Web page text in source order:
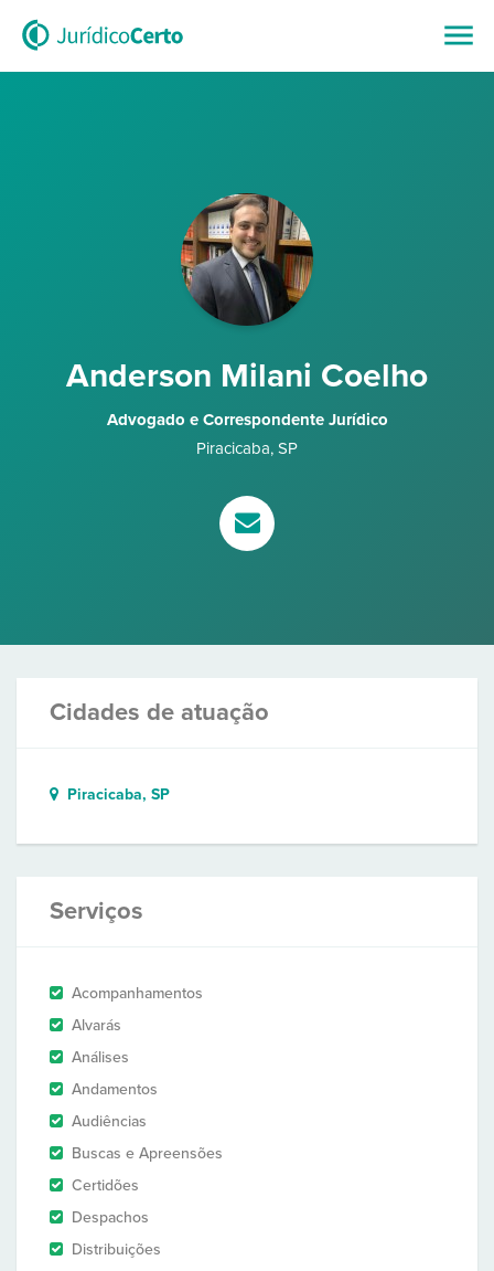
Anderson Milani Coelho
Advogado e Correspondente Jurídico
Piracicaba, SP
Cidades de atuação
Piracicaba, SP
Serviços
Acompanhamentos
Alvarás
Análises
Andamentos
Audiências
Buscas e Apreensões
Certidões
Despachos
Distribuições